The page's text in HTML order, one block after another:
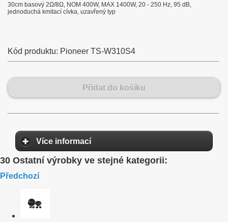
30cm basový 2Ω/8Ω, NOM 400W, MAX 1400W, 20 - 250 Hz, 95 dB,
jednoduchá kmitací cívka, uzavřený typ
Kód produktu: Pioneer TS-W310S4
Přidat do košíku
Více informací
30 Ostatní výrobky ve stejné kategorii:
Předchozí